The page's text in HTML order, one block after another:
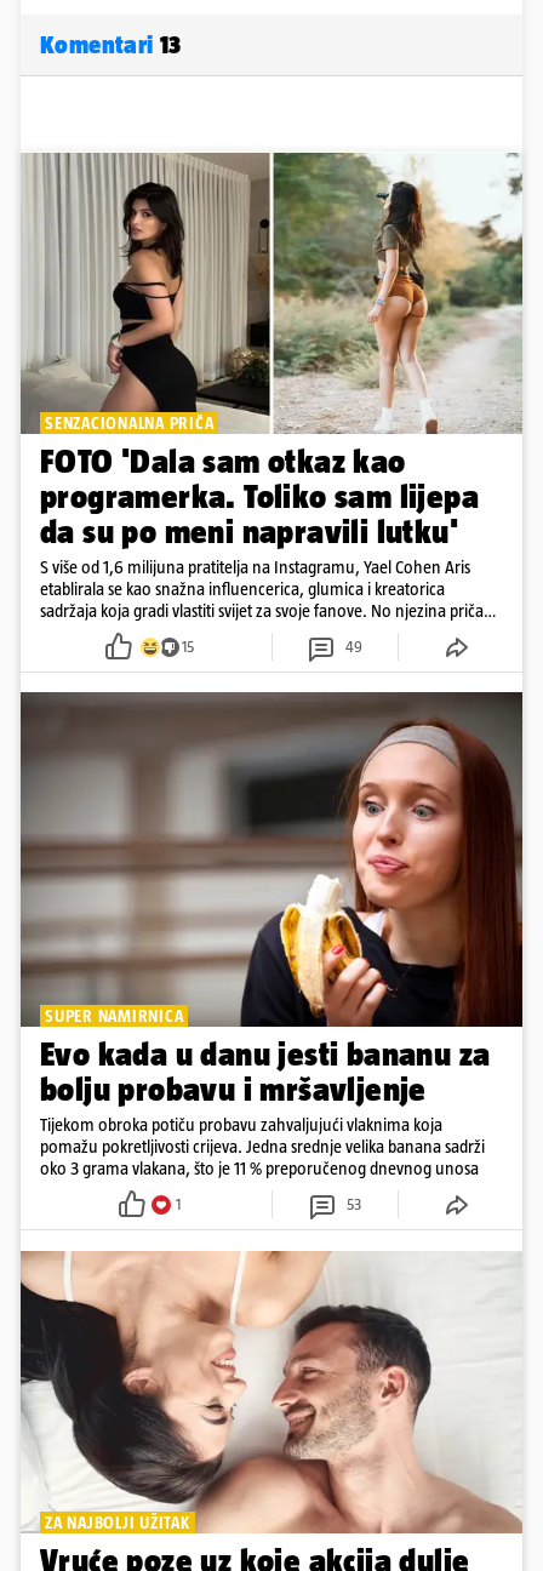
Komentari 13
SENZACIONALNA PRIČA
FOTO 'Dala sam otkaz kao
programerka. Toliko sam lijepa
da su po meni napravili lutku'
S više od 1,6 milijuna pratitelja na Instagramu, Yael Cohen Aris
etablirala se kao snažna influencerica, glumica i kreatorica
sadržaja koja gradi vlastiti svijet za svoje fanove. No njezina priča
pokazuje da online slava dolazi i s neočekivanim izazovima
15 49
SUPER NAMIRNICA
Evo kada u danu jesti bananu za
bolju probavu i mršavljenje
Tijekom obroka potiču probavu zahvaljujući vlaknima koja
pomažu pokretljivosti crijeva. Jedna srednje velika banana sadrži
oko 3 grama vlakana, što je 11 % preporučenog dnevnog unosa
1 53
ZA NAJBOLJI UŽITAK
Vruće poze uz koje akcija dulje